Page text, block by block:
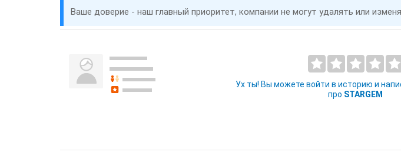
Ваше доверие - наш главный приоритет, компании не могут удалять или
Ух ты! Вы можете войти в историю и
про STARGEM